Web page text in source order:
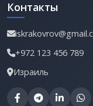
Контакты
+972 123 456 789
Израиль